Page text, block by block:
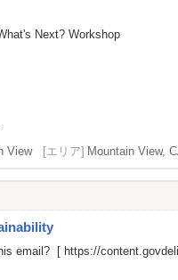
Next? Workshop
View [エリア] Mountain View,
email? [ https://